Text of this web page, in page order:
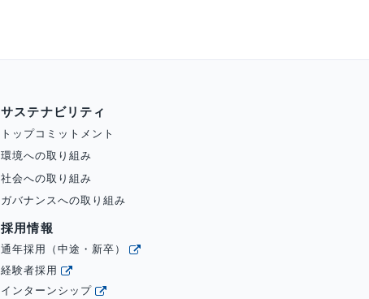
サステナビリティ
トップコミットメント
環境への取り組み
社会への取り組み
ガバナンスへの取り組み
採用情報
通年採用（中途・新卒）
経験者採用
インターンシップ